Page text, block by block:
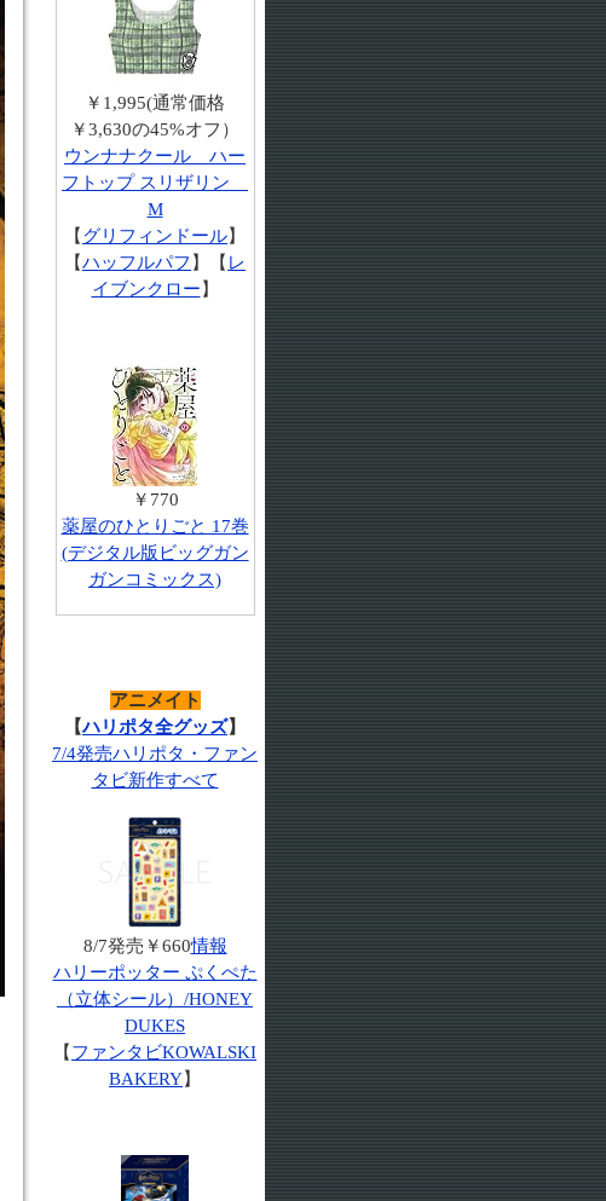
￥1,995(通常価格
￥3,630の45%オフ）
ウンナナクール ハー
フトップ スリザリン
M
【 グリフィンドール】
【ハッフルパフ 】【 レ
イブンクロー 】
￥770
薬屋のひとりごと 17巻
(デジタル版ビッグガン
ガンコミックス)
アニメイト
【ハリポタ全グッズ】
7/4発売ハリポタ・ファン
タビ新作すべて
8/7発売￥660情報
ハリーポッター ぷくぺた
（立体シール）/HONEY
DUKES
【 ファンタビKOWALSKI
BAKERY】